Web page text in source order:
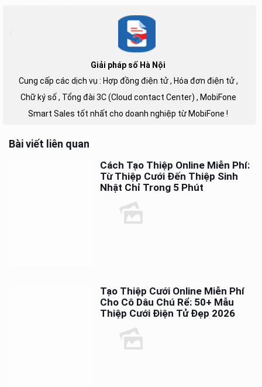
Giải pháp số Hà Nội
Cung cấp các dịch vụ : Hợp đồng điện tử , Hóa đơn điện tử ,
Chữ ký số , Tổng đài 3C (Cloud contact Center) , MobiFone
Smart Sales tốt nhất cho doanh nghiệp từ MobiFone !
Bài viết liên quan
Cách Tạo Thiệp Online Miễn Phí:
Từ Thiệp Cưới Đến Thiệp Sinh
Nhật Chỉ Trong 5 Phút
Tạo Thiệp Cưới Online Miễn Phí
Cho Cô Dâu Chú Rể: 50+ Mẫu
Thiệp Cưới Điện Tử Đẹp 2026